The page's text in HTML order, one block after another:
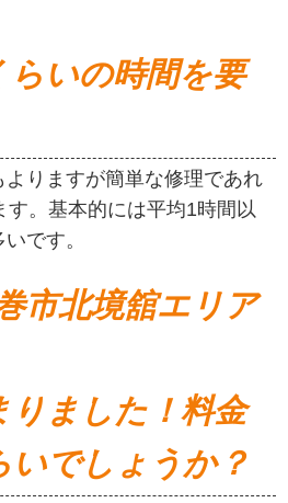
らいの時間を要
りますが簡単な修理であれ
す。基本的には平均1時間以
です。
市北境舘エリア
りました！料金
いでしょうか？